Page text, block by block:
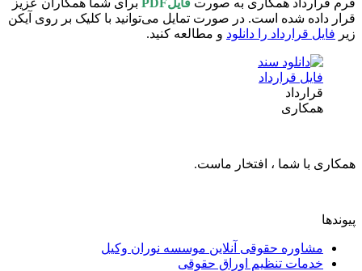
همکاری به صورت فایلPDF
برای شما همکاران عزیز
شده است. در صورت تمایل می‌توانید با کلیک بر روی آیکن
قرارداد را دانلود و مطالعه کنید.
همکاری
با شما ، افتخار ماست.
مشاوره حقوقی آنلاین موسسه نوران وکیل
خدمات تنظیم اوراق حقوقی